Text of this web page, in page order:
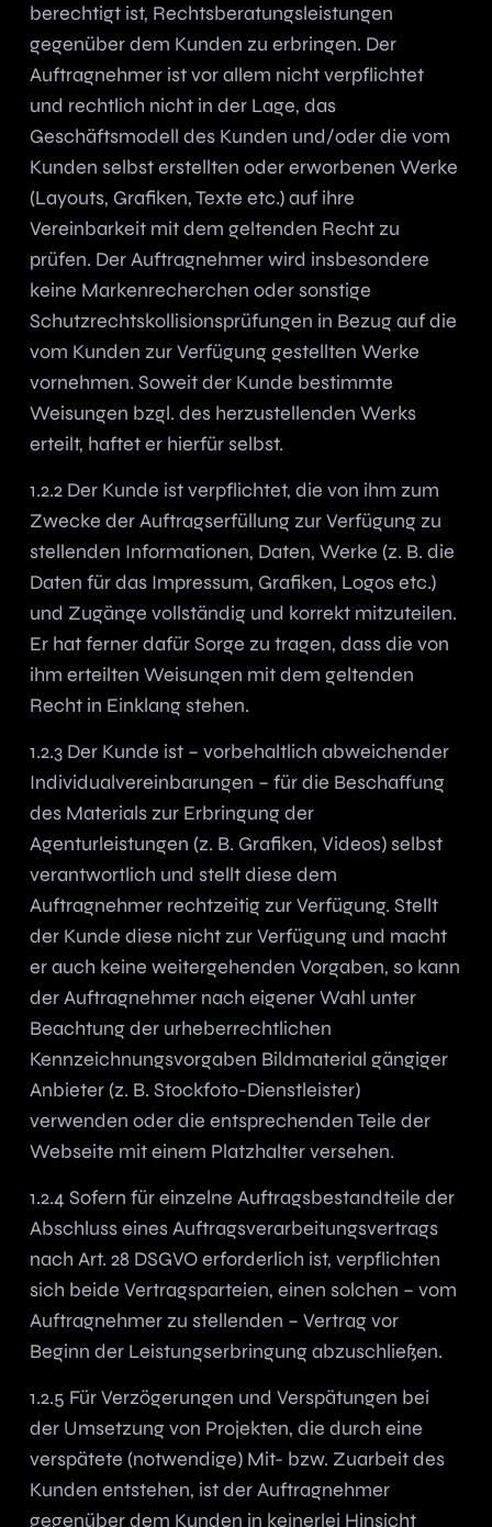
berechtigt ist, Rechtsberatungsleistungen
gegenüber dem Kunden zu erbringen. Der
Auftragnehmer ist vor allem nicht verpflichtet
und rechtlich nicht in der Lage, das
Geschäftsmodell des Kunden und/oder die vom
Kunden selbst erstellten oder erworbenen Werke
(Layouts, Grafiken, Texte etc.) auf ihre
Vereinbarkeit mit dem geltenden Recht zu
prüfen. Der Auftragnehmer wird insbesondere
keine Markenrecherchen oder sonstige
Schutzrechtskollisionsprüfungen in Bezug auf die
vom Kunden zur Verfügung gestellten Werke
vornehmen. Soweit der Kunde bestimmte
Weisungen bzgl. des herzustellenden Werks
erteilt, haftet er hierfür selbst.
1.2.2 Der Kunde ist verpflichtet, die von ihm zum
Zwecke der Auftragserfüllung zur Verfügung zu
stellenden Informationen, Daten, Werke (z. B. die
Daten für das Impressum, Grafiken, Logos etc.)
und Zugänge vollständig und korrekt mitzuteilen.
Er hat ferner dafür Sorge zu tragen, dass die von
ihm erteilten Weisungen mit dem geltenden
Recht in Einklang stehen.
1.2.3 Der Kunde ist – vorbehaltlich abweichender
Individualvereinbarungen – für die Beschaffung
des Materials zur Erbringung der
Agenturleistungen (z. B. Grafiken, Videos) selbst
verantwortlich und stellt diese dem
Auftragnehmer rechtzeitig zur Verfügung. Stellt
der Kunde diese nicht zur Verfügung und macht
er auch keine weitergehenden Vorgaben, so kann
der Auftragnehmer nach eigener Wahl unter
Beachtung der urheberrechtlichen
Kennzeichnungsvorgaben Bildmaterial gängiger
Anbieter (z. B. Stockfoto-Dienstleister)
verwenden oder die entsprechenden Teile der
Webseite mit einem Platzhalter versehen.
1.2.4 Sofern für einzelne Auftragsbestandteile der
Abschluss eines Auftragsverarbeitungsvertrags
nach Art. 28 DSGVO erforderlich ist, verpflichten
sich beide Vertragsparteien, einen solchen – vom
Auftragnehmer zu stellenden – Vertrag vor
Beginn der Leistungserbringung abzuschließen.
1.2.5 Für Verzögerungen und Verspätungen bei
der Umsetzung von Projekten, die durch eine
verspätete (notwendige) Mit- bzw. Zuarbeit des
Kunden entstehen, ist der Auftragnehmer
gegenüber dem Kunden in keinerlei Hinsicht